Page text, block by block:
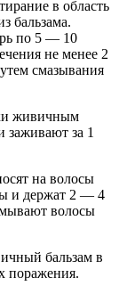
в область
бальзама.
по 5 — 10
не менее 2
смазывания
живичным
заживают за 1
на волосы
и держат 2 — 4
волосы
бальзам в
поражения.